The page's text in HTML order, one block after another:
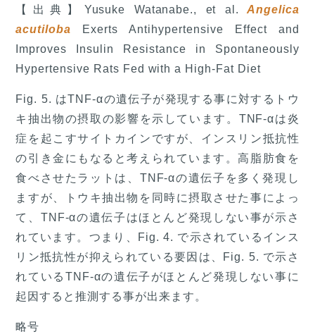
【出典】Yusuke Watanabe., et al. Angelica
acutiloba Exerts Antihypertensive Effect and
Improves Insulin Resistance in Spontaneously
Hypertensive Rats Fed with a High-Fat Diet
Fig. 5. はTNF-αの遺伝子が発現する事に対するトウ
キ抽出物の摂取の影響を示しています。TNF-αは炎
症を起こすサイトカインですが、インスリン抵抗性
の引き金にもなると考えられています。高脂肪食を
食べさせたラットは、TNF-αの遺伝子を多く発現し
ますが、トウキ抽出物を同時に摂取させた事によっ
て、TNF-αの遺伝子はほとんど発現しない事が示さ
れています。つまり、Fig. 4. で示されているインス
リン抵抗性が抑えられている要因は、Fig. 5. で示さ
れているTNF-αの遺伝子がほとんど発現しない事に
起因すると推測する事が出来ます。
略号